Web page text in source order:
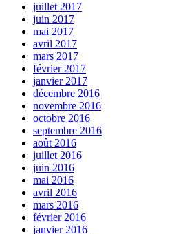
juillet 2017
juin 2017
mai 2017
avril 2017
mars 2017
février 2017
janvier 2017
décembre 2016
novembre 2016
octobre 2016
septembre 2016
août 2016
juillet 2016
juin 2016
mai 2016
avril 2016
mars 2016
février 2016
janvier 2016